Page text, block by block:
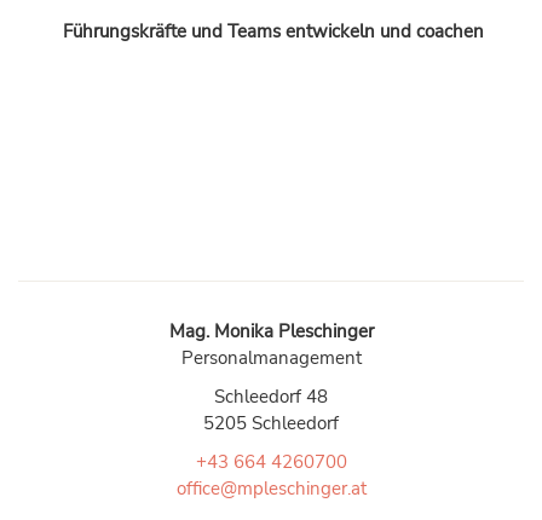
Führungskräfte und Teams entwickeln und coachen
Mag. Monika Pleschinger
Personalmanagement
Schleedorf 48
5205 Schleedorf
+43 664 4260700
office@mpleschinger.at